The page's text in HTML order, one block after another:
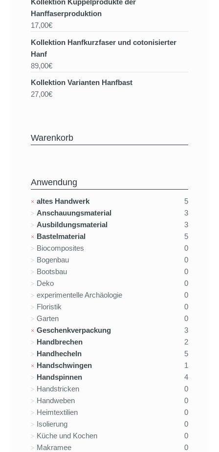
Kollektion Kuppelprodukte der
Hanffaserproduktion
17,00€
Kollektion Hanfkurzfaser und cotonisierter
Hanf
89,00€
Kollektion Varianten Hanfbast
27,00€
Warenkorb
Anwendung
altes Handwerk
5
Anschauungsmaterial
3
Ausbildungsmaterial
3
Bastelmaterial
5
Biocomposites
0
Bogenbau
0
Bootsbau
0
Deko
0
experimentelle Archäologie
0
Floristik
0
Garten
0
Geschenkverpackung
3
Handbrechen
2
Handhecheln
5
Handschwingen
1
Handspinnen
4
Handstricken
0
Handweben
0
Heimtextilien
0
Isolierung
0
Küche und Kochen
0
Makramee
0